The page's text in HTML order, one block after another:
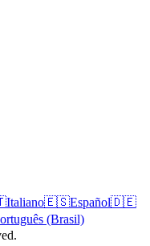
Italiano🇪🇸Español🇩🇪
(Brasil)